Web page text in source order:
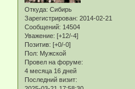
Откуда: Сибирь
Зарегистрирован: 2014-02-21
Сообщений: 14504
Уважение: [+12/-4]
Позитив: [+0/-0]
Пол: Мужской
Провел на форуме:
4 месяца 16 дней
Последний визит: